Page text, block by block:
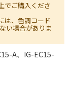
でご購入くださ
は、色調コード
い場合がありま
A、IG-EC15-